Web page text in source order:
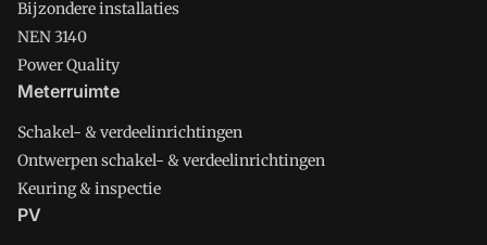
Bijzondere installaties
NEN 3140
Power Quality
Meterruimte
Schakel- & verdeelinrichtingen
Ontwerpen schakel- & verdeelinrichtingen
Keuring & inspectie
PV